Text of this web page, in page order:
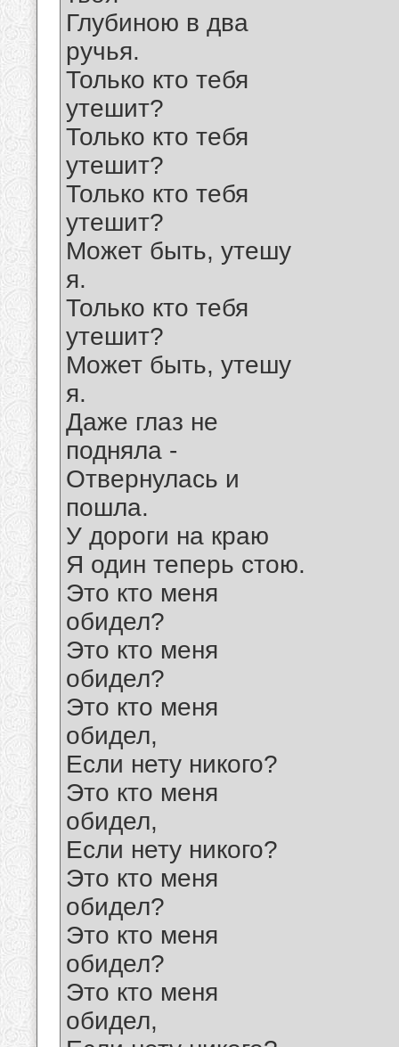
Глубиною в два
ручья.
Только кто тебя
утешит?
Только кто тебя
утешит?
Только кто тебя
утешит?
Может быть, утешу
я.
Только кто тебя
утешит?
Может быть, утешу
я.
Даже глаз не
подняла -
Отвернулась и
пошла.
У дороги на краю
Я один теперь стою.
Это кто меня
обидел?
Это кто меня
обидел?
Это кто меня
обидел,
Если нету никого?
Это кто меня
обидел,
Если нету никого?
Это кто меня
обидел?
Это кто меня
обидел?
Это кто меня
обидел,